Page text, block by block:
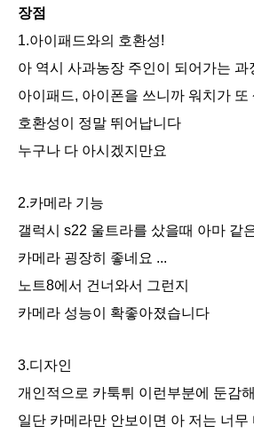
장점
1.아이패드와의 호환성!
아 역시 사과농장 주인이 되어가는 과
아이패드, 아이폰을 쓰니까 워치가 또
호환성이 정말 뛰어납니다
누구나 다 아시겠지만요
2.카메라 기능
갤럭시 s22 울트라를 샀을때 아마 같
카메라 굉장히 좋네요 ...
노트8에서 건너와서 그런지
카메라 성능이 확좋아졌습니다
3.디자인
개인적으로 카툭튀 이런부분에 둔감
일단 카메라만 안보이면 아 저는 너무